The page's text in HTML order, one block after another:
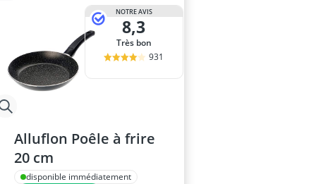
NOTRE AVIS
8,3
Très bon
931
Alluflon Poêle à frire
20 cm
disponible immédiatement